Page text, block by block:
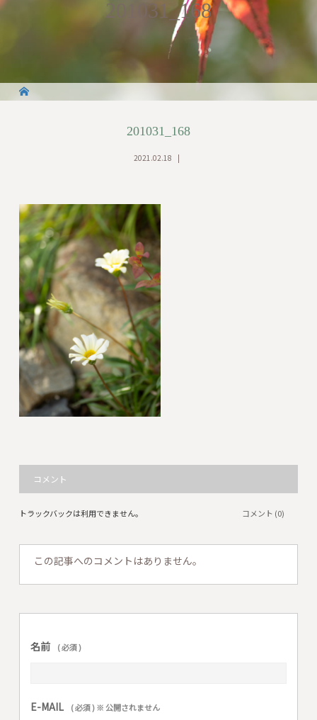
201031_168
201031_168
2021.02.18
コメント
トラックバックは利用できません。 コメント (0)
この記事へのコメントはありません。
名前 ( 必須 )
E-MAIL ( 必須 ) ※ 公開されません